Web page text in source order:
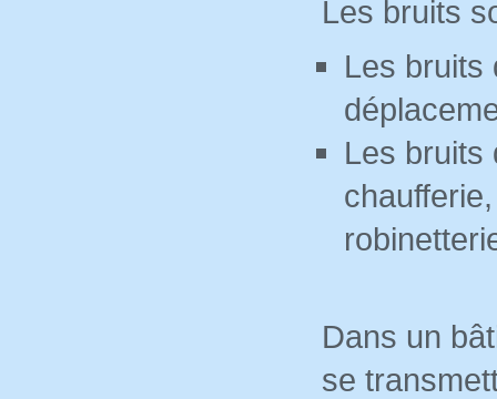
Les bruits
Les bruits
Les bruits
Dans un
se